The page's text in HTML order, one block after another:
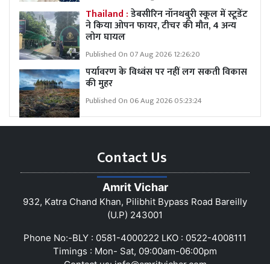
Thailand :डेबसीरिन नॉनथबुरी स्कूल में स्टूडेंट
ने किया ओपन फायर, टीचर की मौत, 4 अन्य
लोग घायल
Published On 07 Aug 2026 12:26:20
पर्यावरण के विध्वंस पर नहीं लग सकती विकास
की मुहर
Published On 06 Aug 2026 05:23:24
Contact Us
Amrit Vichar
932, Katra Chand Khan, Pilibhit Bypass Road Bareilly
(U.P) 243001
Phone No:-BLY : 0581-4000222 LKO : 0522-4008111
Timings : Mon- Sat, 09:00am-06:00pm